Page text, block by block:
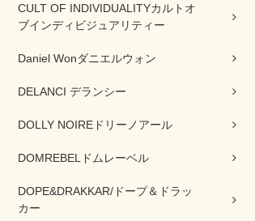
CULT OF INDIVIDUALITYカルトオ
ブインディビジュアリティー
Daniel Wonダニエルウォン
DELANCI デランシー
DOLLY NOIREドリーノアール
DOMREBELドムレーベル
DOPE&DRAKKAR/ドープ＆ドラッ
カー